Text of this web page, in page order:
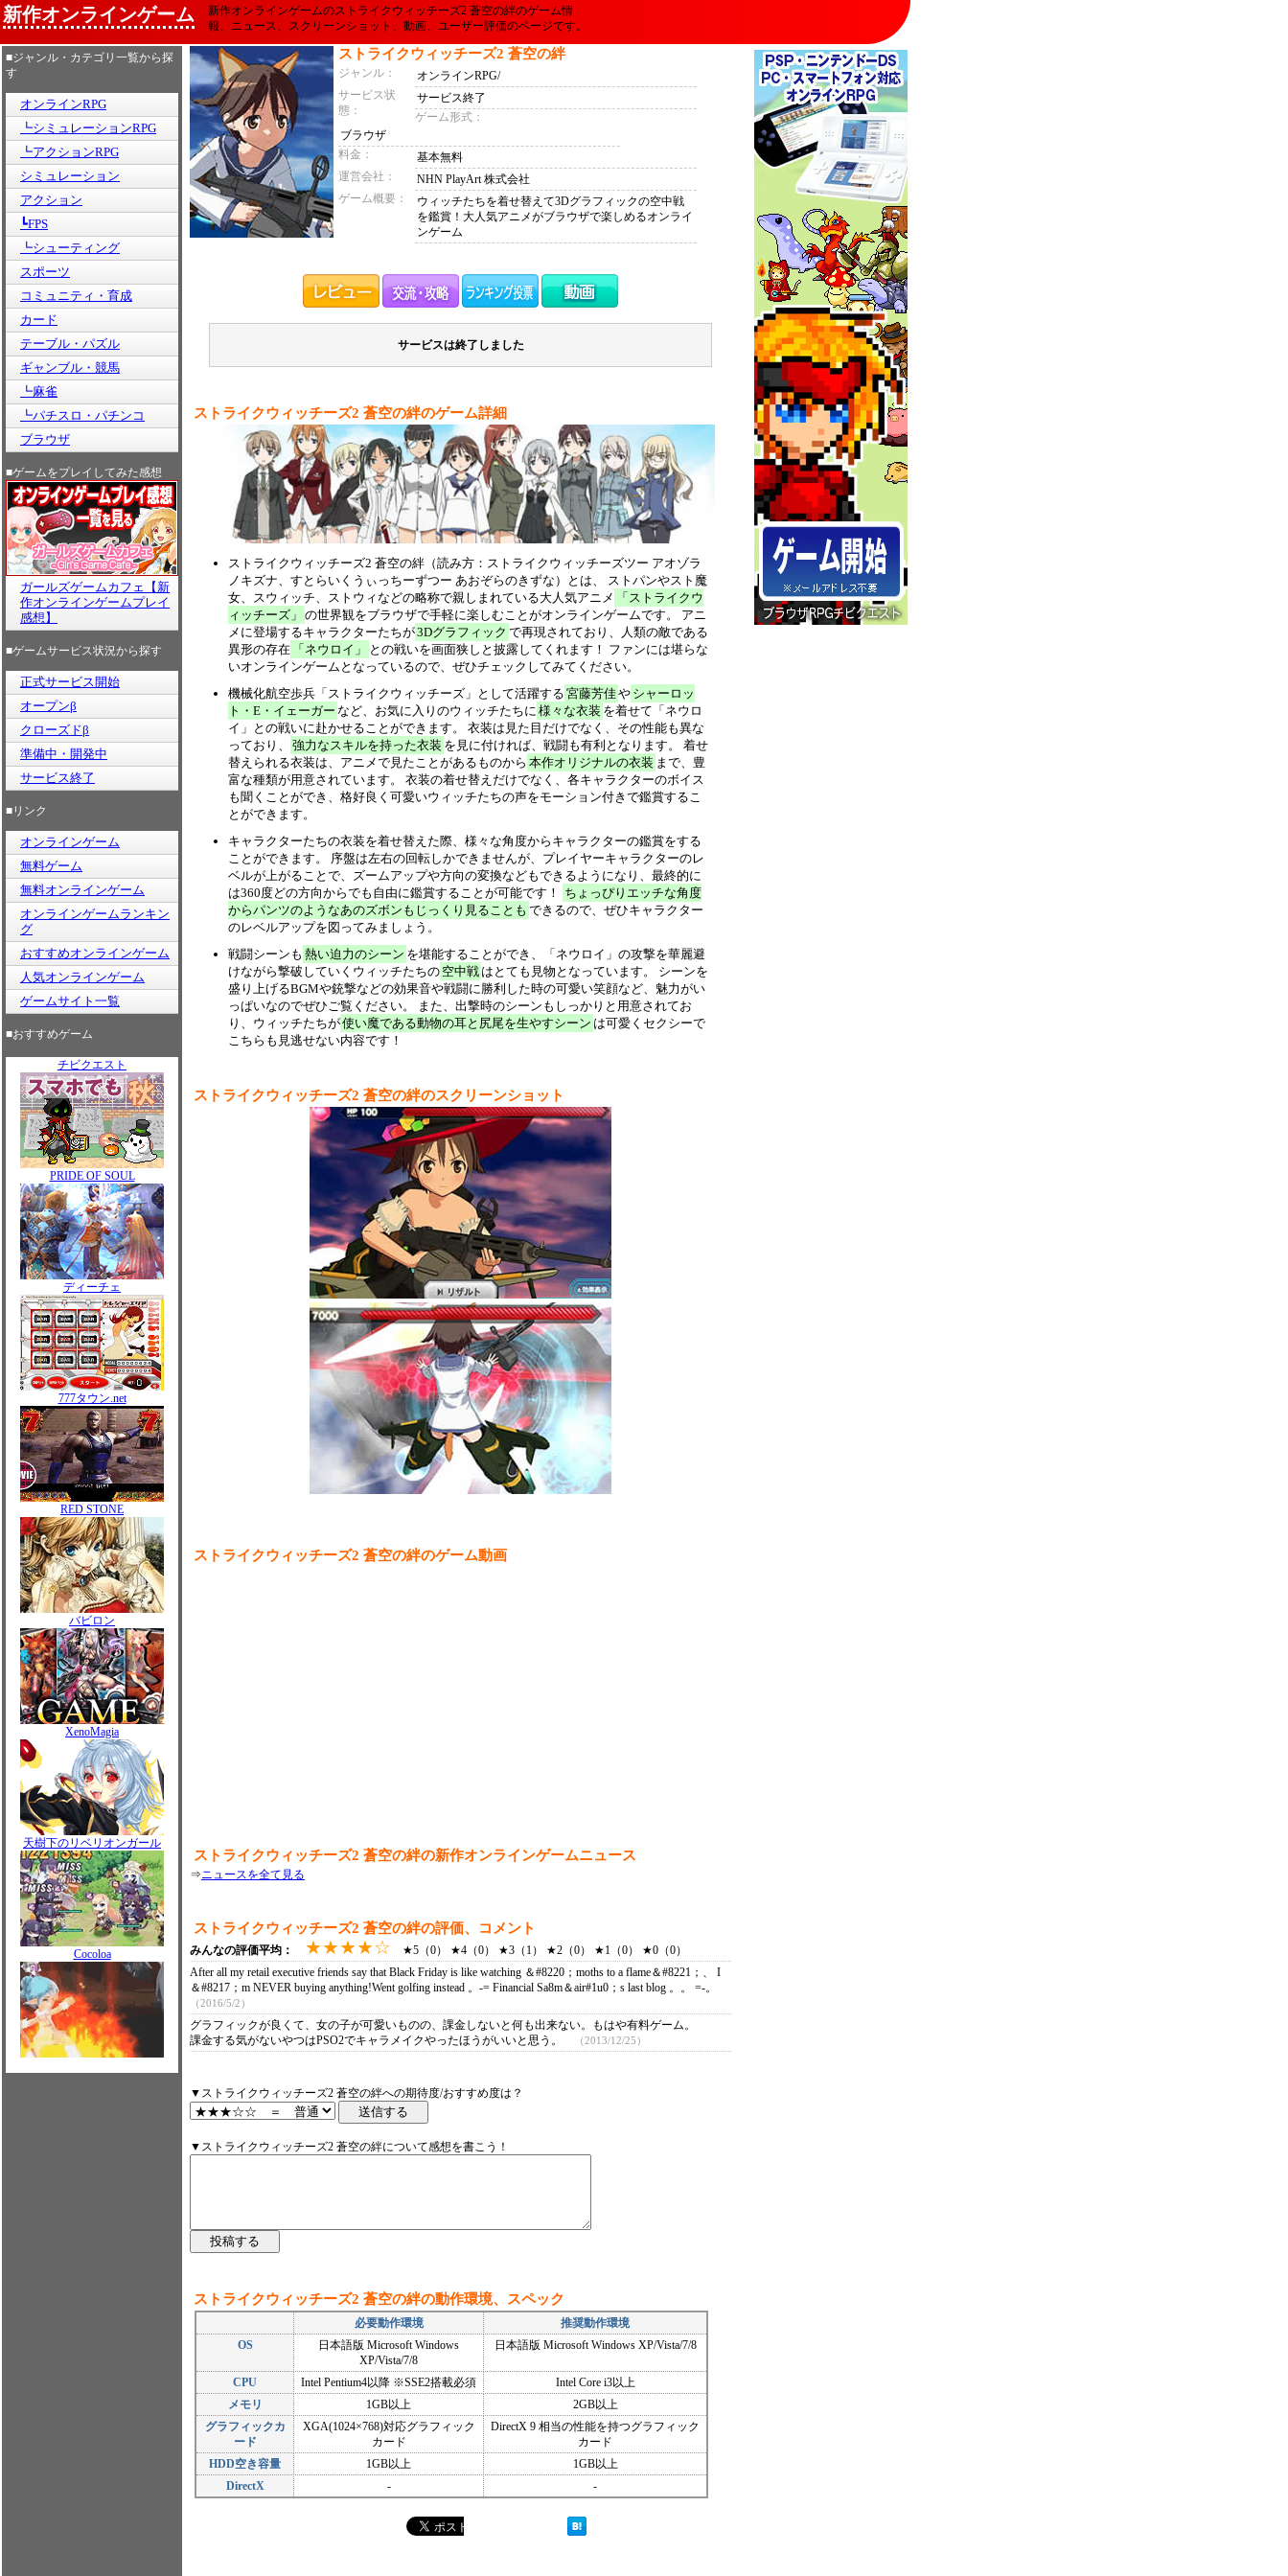
新作オンラインゲーム
新作オンラインゲームのストライクウィッチーズ2 蒼空の絆のゲーム情
報、ニュース、スクリーンショット、動画、ユーザー評価のページです。
■ジャンル・カテゴリ一覧から探
す
オンラインRPG
┗シミュレーションRPG
┗アクションRPG
シミュレーション
アクション
┗FPS
┗シューティング
スポーツ
コミュニティ・育成
カード
テーブル・パズル
ギャンブル・競馬
┗麻雀
┗パチスロ・パチンコ
ブラウザ
■ゲームをプレイしてみた感想
ガールズゲームカフェ【新
作オンラインゲームプレイ
感想】
■ゲームサービス状況から探す
正式サービス開始
オープンβ
クローズドβ
準備中・開発中
サービス終了
■リンク
オンラインゲーム
無料ゲーム
無料オンラインゲーム
オンラインゲームランキン
グ
おすすめオンラインゲーム
人気オンラインゲーム
ゲームサイト一覧
■おすすめゲーム
チビクエスト
PRIDE OF SOUL
ディーチェ
777タウン.net
RED STONE
バビロン
XenoMagia
天樹下のリベリオンガール
Cocoloa
ストライクウィッチーズ2 蒼空の絆
ジャンル：
オンラインRPG/
サービス状
態：
サービス終了
ゲーム形式：
ブラウザ
料金：
基本無料
運営会社：
NHN PlayArt 株式会社
ゲーム概要：
ウィッチたちを着せ替えて3Dグラフィックの空中戦
を鑑賞！大人気アニメがブラウザで楽しめるオンライ
ンゲーム
サービスは終了しました
ストライクウィッチーズ2 蒼空の絆のゲーム詳細
ストライクウィッチーズ2 蒼空の絆（読み方：ストライクウィッチーズツー アオゾラ
ノキズナ、すとらいくうぃっちーずつー あおぞらのきずな）とは、 ストパンやスト魔
女、スウィッチ、ストウィなどの略称で親しまれている大人気アニメ
「ストライクウ
ィッチーズ」 の世界観をブラウザで手軽に楽しむことがオンラインゲームです。 アニ
メに登場するキャラクターたちが3Dグラフィック で再現されており、人類の敵である
異形の存在 「ネウロイ」
との戦いを画面狭しと披露してくれます！ ファンには堪らな
いオンラインゲームとなっているので、ぜひチェックしてみてください。
機械化航空歩兵「ストライクウィッチーズ」として活躍する 宮藤芳佳や シャーロッ
ト・E・イェーガー など、お気に入りのウィッチたちに 様々な衣装 を着せて「ネウロ
イ」との戦いに赴かせることができます。 衣装は見た目だけでなく、その性能も異な
っており、
強力なスキルを持った衣装 を見に付ければ、戦闘も有利となります。 着せ
替えられる衣装は、アニメで見たことがあるものから 本作オリジナルの衣装 まで、豊
富な種類が用意されています。 衣装の着せ替えだけでなく、各キャラクターのボイス
も聞くことができ、格好良く可愛いウィッチたちの声をモーション付きで鑑賞するこ
とができます。
キャラクターたちの衣装を着せ替えた際、様々な角度からキャラクターの鑑賞をする
ことができます。 序盤は左右の回転しかできませんが、プレイヤーキャラクターのレ
ベルが上がることで、ズームアップや方向の変換などもできるようになり、最終的に
は360度どの方向からでも自由に鑑賞することが可能です！
ちょっぴりエッチな角度
からパンツのようなあのズボンもじっくり見ることも できるので、ぜひキャラクター
のレベルアップを図ってみましょう。
戦闘シーンも 熱い迫力のシーン を堪能することができ、「ネウロイ」の攻撃を華麗避
けながら撃破していくウィッチたちの 空中戦 はとても見物となっています。 シーンを
盛り上げるBGMや銃撃などの効果音や戦闘に勝利した時の可愛い笑顔など、魅力がい
っぱいなのでぜひご覧ください。 また、出撃時のシーンもしっかりと用意されてお
り、ウィッチたちが使い魔である動物の耳と尻尾を生やすシーン は可愛くセクシーで
こちらも見逃せない内容です！
ストライクウィッチーズ2 蒼空の絆のスクリーンショット
ストライクウィッチーズ2 蒼空の絆のゲーム動画
ストライクウィッチーズ2 蒼空の絆の新作オンラインゲームニュース
⇒ニュースを全て見る
ストライクウィッチーズ2 蒼空の絆の評価、コメント
みんなの評価平均： ★★★★☆ ★5（0） ★4（0） ★3（1） ★2（0） ★1（0） ★0（0）
After all my retail executive friends say that Black Friday is like watching ＆#8220；moths to a flame＆#8221；、 I
＆#8217；m NEVER buying anything!Went golfing instead 。-= Financial Sa8m＆air#1u0；s last blog 。。 =-。
（2016/5/2）
グラフィックが良くて、女の子が可愛いものの、課金しないと何も出来ない。もはや有料ゲーム。
課金する気がないやつはPSO2でキャラメイクやったほうがいいと思う。
（2013/12/25）
▼ストライクウィッチーズ2 蒼空の絆への期待度/おすすめ度は？
▼ストライクウィッチーズ2 蒼空の絆について感想を書こう！
ストライクウィッチーズ2 蒼空の絆の動作環境、スペック
必要動作環境
推奨動作環境
OS
日本語版 Microsoft Windows
XP/Vista/7/8
日本語版 Microsoft Windows XP/Vista/7/8
CPU Intel Pentium4以降 ※SSE2搭載必須
Intel Core i3以上
メモリ
1GB以上
2GB以上
グラフィックカ
ード
XGA(1024×768)対応グラフィック
カード
DirectX 9 相当の性能を持つグラフィック
カード
HDD空き容量
1GB以上
1GB以上
DirectX
- -